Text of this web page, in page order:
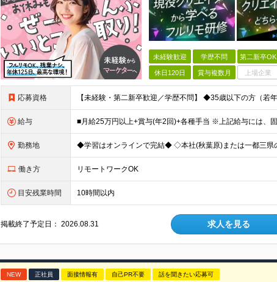
未経験歓迎 学歴不問 第二新卒OK
休日120日 賞与複数月 上場企業
応募資格
給与
勤務地
働き方 リモートワークOK
目安残業時間 10時間以内
掲載終了予定日：2026.08.31 求人を見る
NEW 正社員 面接情報有 自己PR不要 話を聞きたい応募可